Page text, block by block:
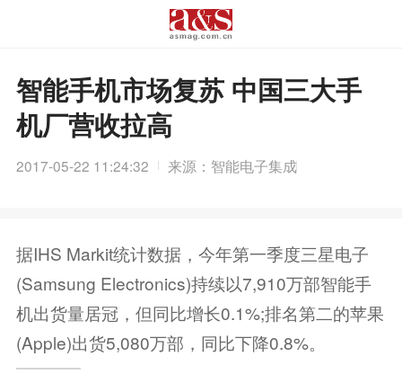
智能手机市场复苏 中国三大手
机厂营收拉高
2017-05-22 11:24:32 来源：智能电子集成
据IHS Markit统计数据，今年第一季度三星电子
(Samsung Electronics)持续以7,910万部智能手
机出货量居冠，但同比增长0.1%;排名第二的苹果
(Apple)出货5,080万部，同比下降0.8%。